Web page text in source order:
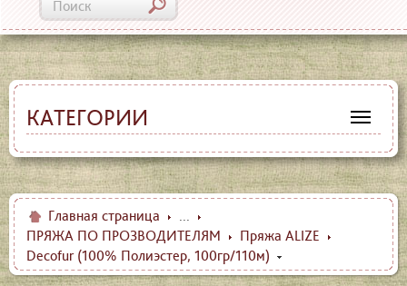
КАТЕГОРИИ
Главная страница
...
ПРЯЖА ПО ПРОЗВОДИТЕЛЯМ
Пряжа ALIZE
Decofur (100% Полиэстер, 100гр/110м)